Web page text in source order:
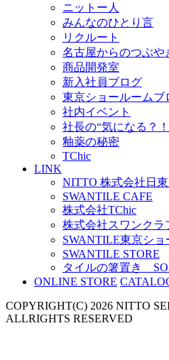
ニットー人
みんなのひとり言
リクルート
名古屋からのつぶや
商品開発室
新入社員ブログ
東京ショールームブ
社内イベント
社長の“気になる？！
釉薬の秘密
TChic
LINK
NITTO 株式会社日
SWANTILE CAFE
株式会社TChic
株式会社スワンクラ
SWANTILE東京ショ
SWANTILE STORE
タイルの箸置き
ONLINE STORE
COPYRIGHT(C) 2026 NITTO
ALLRIGHTS RESERVED